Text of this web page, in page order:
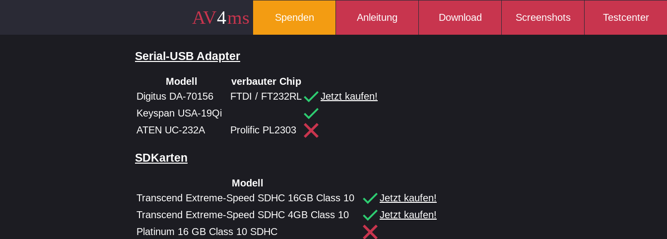
Spenden Anleitung Download Screenshots Testcenter
Serial-USB Adapter
Modell
verbauter Chip
Digitus DA-70156
FTDI / FT232RL
Jetzt kaufen!
Keyspan USA-19Qi
ATEN UC-232A
Prolific PL2303
SDKarten
Modell
Transcend Extreme-Speed SDHC 16GB Class 10
Jetzt kaufen!
Transcend Extreme-Speed SDHC 4GB Class 10
Jetzt kaufen!
Platinum 16 GB Class 10 SDHC